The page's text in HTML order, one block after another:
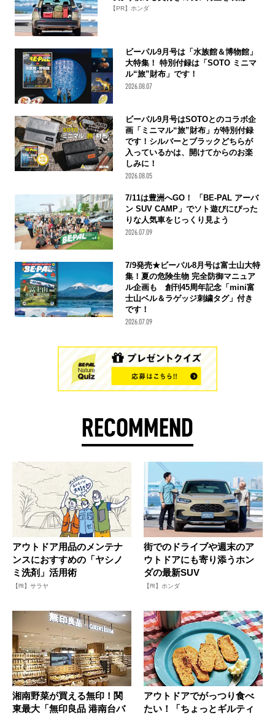
【PR】ホンダ
ビーパル9月号は「水族館＆博物館」
大特集！ 特別付録は「SOTO ミニマ
ル“旅”財布」です！
2026.08.07
ビーパル9月号はSOTOとのコラボ企
画「ミニマル“旅”財布」が特別付録
です！シルバーとブラックどちらが
入っているかは、開けてからのお楽
しみに！
2026.08.05
7/11は豊洲へGO！ 「BE-PAL アーバ
ン SUV CAMP」でソト遊びにぴった
りな人気車をじっくり見よう
2026.07.09
7/9発売★ビーパル8月号は富士山大特
集！夏の危険生物 完全防御マニュア
ル企画も 創刊45周年記念「mini富
士山ベル＆ラゲッジ刺繍タグ」付き
です！
2026.07.09
RECOMMEND
アウトドア用品のメンテナ
ンスにおすすめの「ヤシノ
ミ洗剤」活用術
【PR】サラヤ
街でのドライブや週末のア
ウトドアにも寄り添うホン
ダの最新SUV
【PR】ホンダ
湘南野菜が買える無印！関
東最大「無印良品 港南台バ
アウトドアでがっつり食べ
たい！「ちょっとギルティ